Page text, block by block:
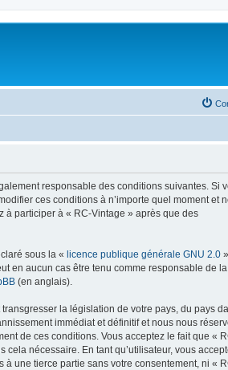
responsable des conditions suivantes. Si
ces conditions à n’importe quel moment et
à participer à « RC-Vintage » après que des
sous la « licence publique générale GNU 2.0
en aucun cas être tenu comme responsable de la
(en anglais).
la législation de votre pays, du pays
immédiat et définitif et nous nous
de ces conditions. Vous acceptez le fait que «
nécessaire. En tant qu’utilisateur, vous
une tierce partie sans votre consentement, ni «